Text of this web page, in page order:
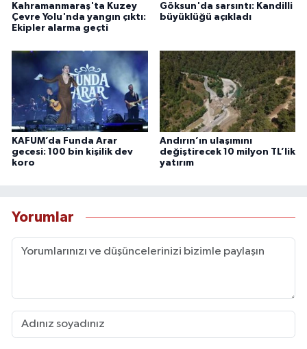
Kahramanmaraş'ta Kuzey
Çevre Yolu'nda yangın çıktı:
Ekipler alarma geçti
Göksun'da sarsıntı: Kandilli
büyüklüğü açıkladı
KAFUM’da Funda Arar
gecesi: 100 bin kişilik dev
koro
Andırın’ın ulaşımını
değiştirecek 10 milyon TL’lik
yatırım
Yorumlar